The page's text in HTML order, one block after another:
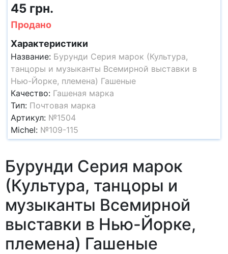
45 грн.
Продано
Характеристики
Название: Бурунди Серия марок (Культура,
танцоры и музыканты Всемирной выставки в
Нью-Йорке, племена) Гашеные
Качество: Гашеная марка
Тип: Почтовая марка
Артикул: №1504
Michel: №109-115
Бурунди Серия марок
(Культура, танцоры и
музыканты Всемирной
выставки в Нью-Йорке,
племена) Гашеные